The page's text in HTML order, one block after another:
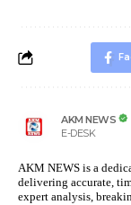
AKM NEWS
E-DESK
AKM NEWS is a
delivering accurate,
expert analysis,